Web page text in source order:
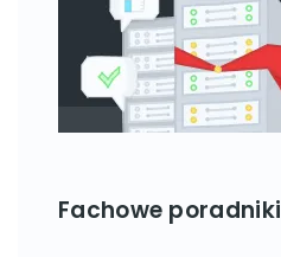
Fachowe poradniki